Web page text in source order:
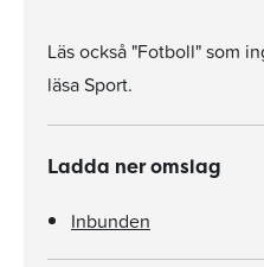
Läs också "Fotboll" som
läsa Sport.
Ladda ner omslag
Inbunden